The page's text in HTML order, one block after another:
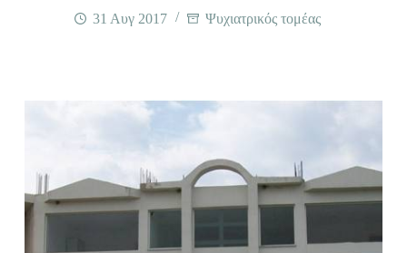
31 Αυγ 2017 Ψυχιατρικός τομέας